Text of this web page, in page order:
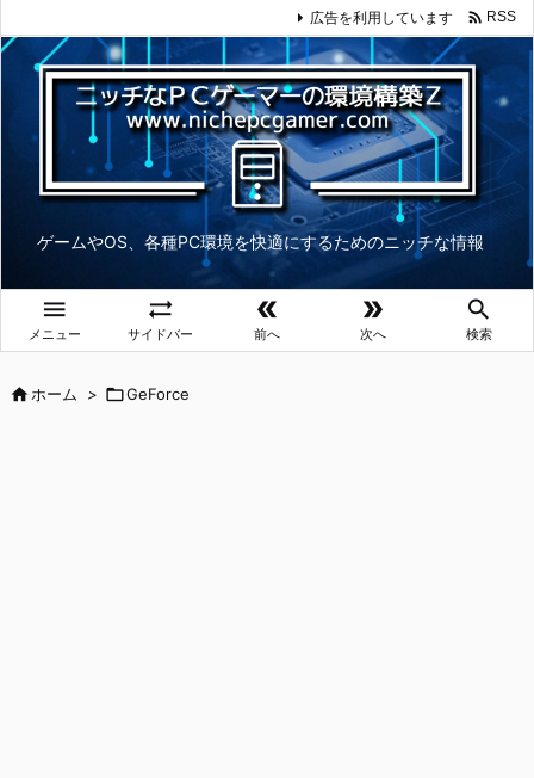
ゲームやOS、各種PC環境を快適にするためのニッチな情報

メニュー

サイドバー

前へ

次へ

検索
広告を利用しています  RSS
ホーム > GeForce